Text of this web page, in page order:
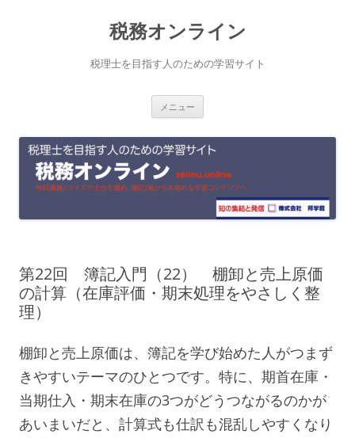
へ
ッ
税務オンライン
税理士を目指す人のための学習サイト
メニュー
第22回 簿記入門（22） 棚卸と売上原価
の計算（在庫評価・期末処理をやさしく整
理）
棚卸と売上原価は、簿記を学び始めた人がつまず
きやすいテーマのひとつです。特に、期首在庫・
当期仕入・期末在庫の3つがどうつながるのかが
あいまいだと、計算式も仕訳も混乱しやすくなり